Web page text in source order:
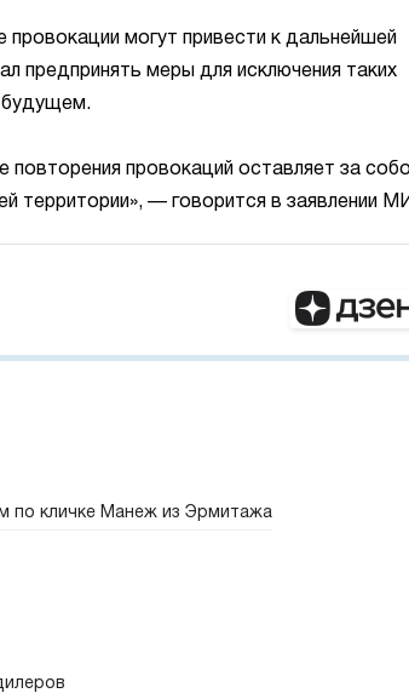
могут привести к дальнейшей
предпринять меры для исключения таких
будущем.
повторения провокаций оставляет за
территории», — говорится в заявлении
по кличке Манеж из Эрмитажа